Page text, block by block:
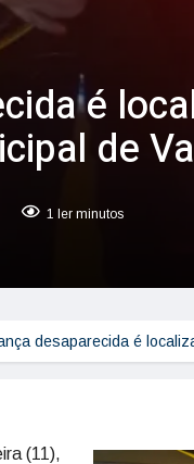
é
de
1 ler minutos
desaparecida é
(11),